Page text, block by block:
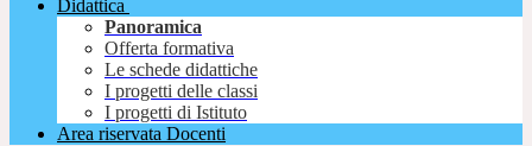
Didattica
Panoramica
Offerta formativa
Le schede didattiche
I progetti delle classi
I progetti di Istituto
Area riservata Docenti